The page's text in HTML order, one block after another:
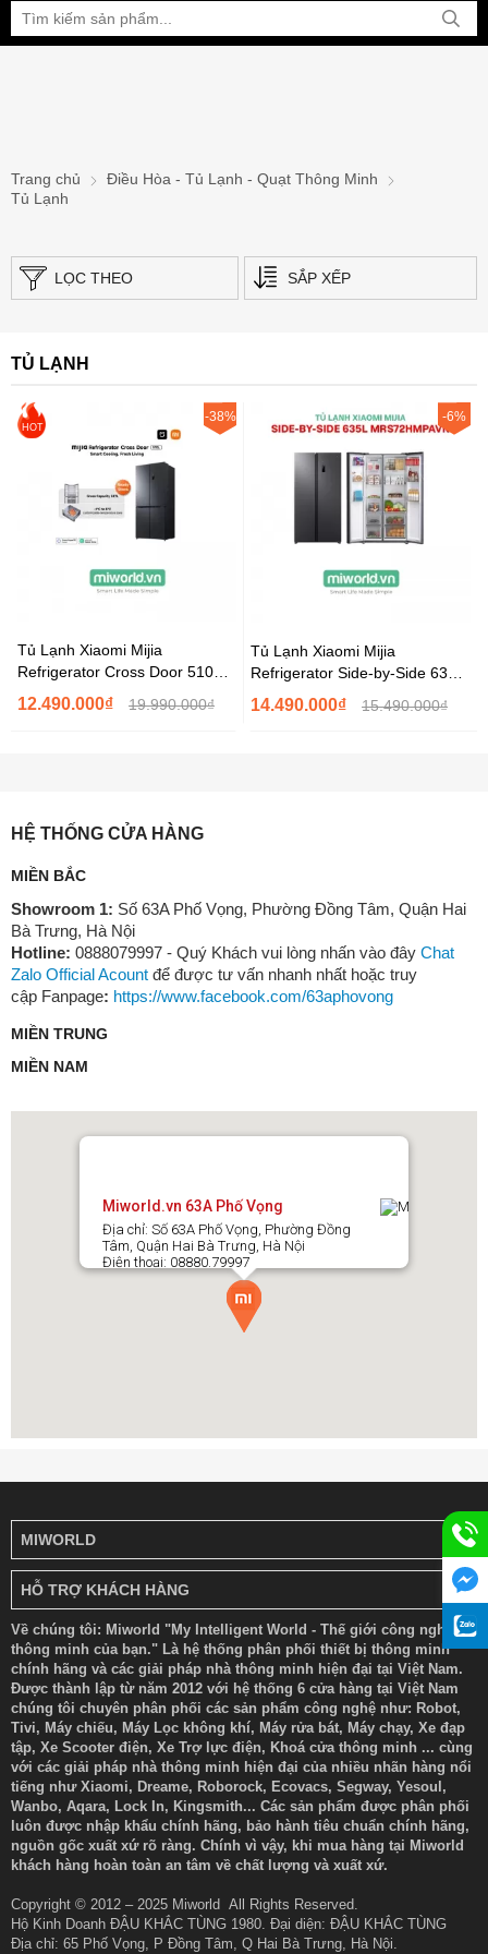
Bạn đang xem tại:
Trang chủ
Điều Hòa - Tủ Lạnh - Quạt Thông Minh
Tủ Lạnh
LỌC THEO SẮP XẾP
TỦ LẠNH
HOT
-38%
Tủ Lạnh Xiaomi Mijia
Refrigerator Cross Door 510L -
Hàng Chính Hãng
12.490.000₫ 19.990.000₫
-6%
Tủ Lạnh Xiaomi Mijia
Refrigerator Side-by-Side 635L
MRS72HMPAVN - Hàng Chính
Hãng
14.490.000₫ 15.490.000₫
HỆ THỐNG CỬA HÀNG
MIỀN BẮC
Showroom 1: Số 63A Phố Vọng, Phường Đồng Tâm, Quận Hai
Bà Trưng, Hà Nội
Hotline: 0888079997 - Quý Khách vui lòng nhấn vào đây Chat
Zalo Official Acount để được tư vấn nhanh nhất hoặc truy
cập Fanpage: https://www.facebook.com/63aphovong
MIỀN TRUNG
MIỀN NAM
Miworld.vn 63A Phố Vọng
Địa chỉ: Số 63A Phố Vọng, Phường Đồng
Tâm, Quận Hai Bà Trưng, Hà Nội
Điện thoại: 08880.79997
MIWORLD
HỖ TRỢ KHÁCH HÀNG
Về chúng tôi: Miworld "My Intelligent World - Thế giới công nghệ
thông minh của bạn." Là hệ thống phân phối thiết bị thông minh
chính hãng và các giải pháp nhà thông minh hiện đại tại Việt Nam.
Được thành lập từ năm 2012 với hệ thống 6 cửa hàng tại Việt Nam
chúng tôi chuyên phân phối các sản phẩm công nghệ như: Robot,
Tivi, Máy chiếu, Máy Lọc không khí, Máy rửa bát, Máy chạy, Xe đạp
tập, Xe Scooter điện, Xe Trợ lực điện, Khoá cửa thông minh ... cùng
với các giải pháp nhà thông minh hiện đại của nhiều nhãn hàng nổi
tiếng như Xiaomi, Dreame, Roborock, Ecovacs, Segway, Yesoul,
Wanbo, Aqara, Lock In, Kingsmith... Các sản phẩm được phân phối
luôn được nhập khẩu chính hãng, bảo hành tiêu chuẩn chính hãng,
nguồn gốc xuất xứ rõ ràng. Chính vì vậy, khi mua hàng tại Miworld
khách hàng hoàn toàn an tâm về chất lượng và xuất xứ.
Copyright © 2012 – 2025 Miworld All Rights Reserved.
Hộ Kinh Doanh ĐẬU KHẮC TÙNG 1980. Đại diện: ĐẬU KHẮC TÙNG
Địa chỉ: 65 Phố Vọng, P Đồng Tâm, Q Hai Bà Trưng, Hà Nội.